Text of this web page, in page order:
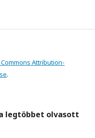
Attribution-
.
legtöbbet olvasott